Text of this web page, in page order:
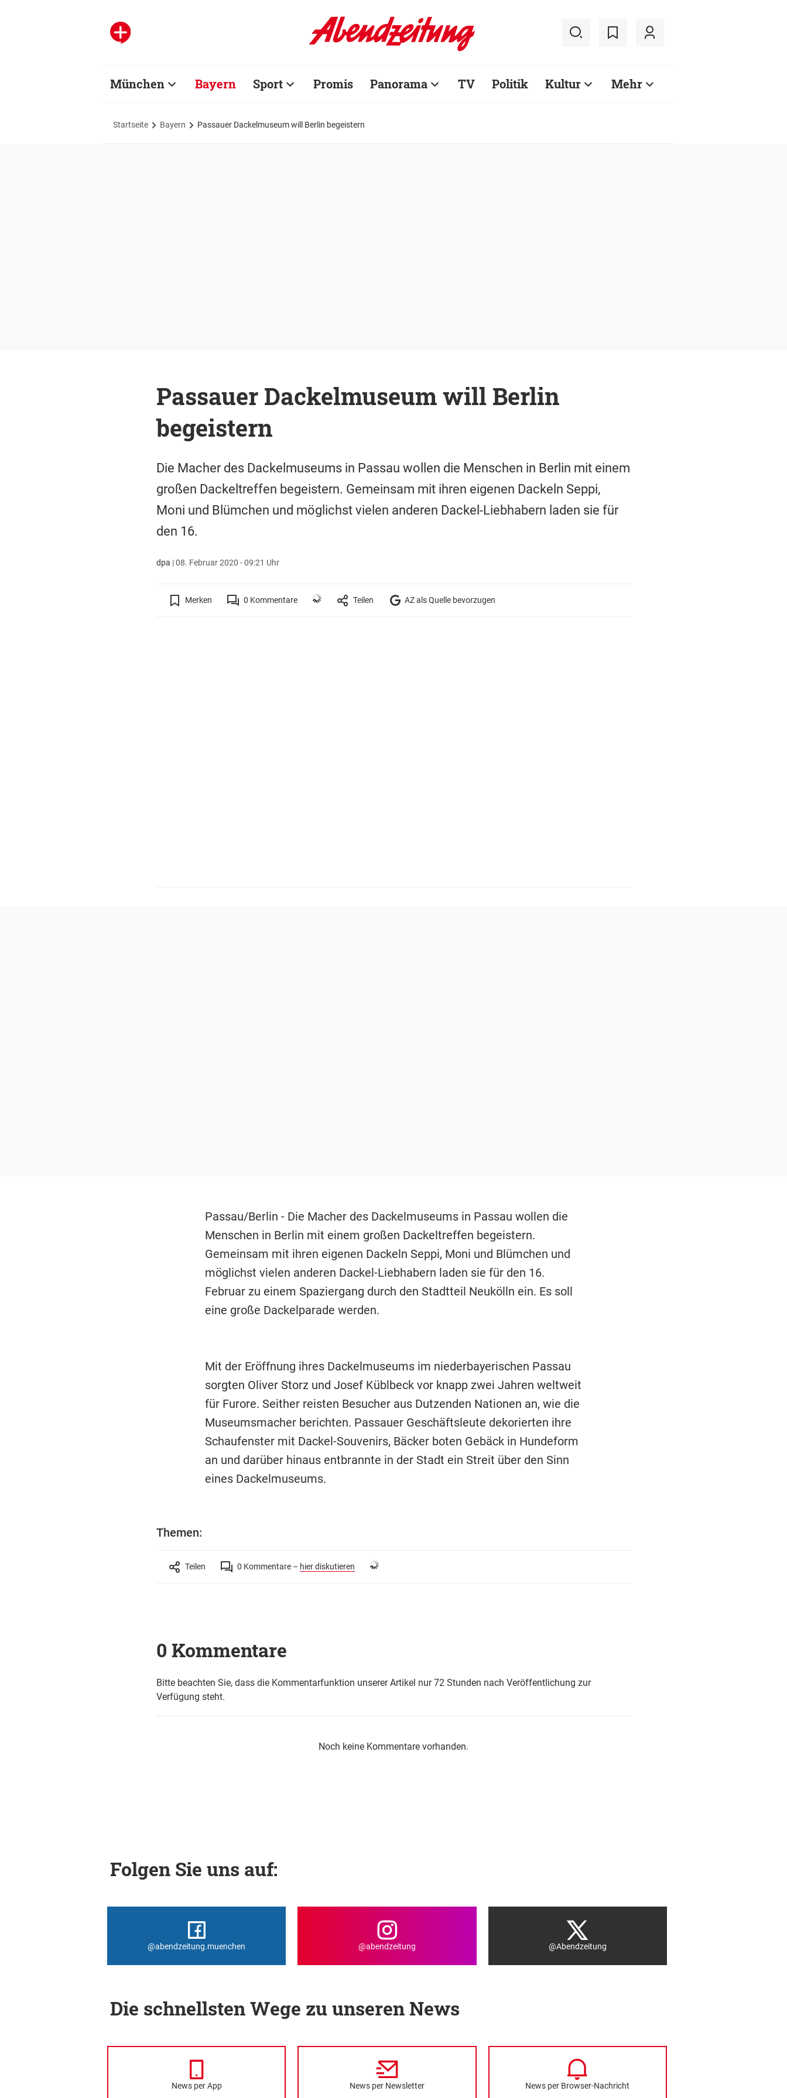
München Bayern Sport Promis Panorama TV Politik Kultur Mehr
Startseite Bayern Passauer Dackelmuseum will Berlin begeistern
Passauer Dackelmuseum will Berlin
begeistern
Die Macher des Dackelmuseums in Passau wollen die Menschen in Berlin mit einem
großen Dackeltreffen begeistern. Gemeinsam mit ihren eigenen Dackeln Seppi,
Moni und Blümchen und möglichst vielen anderen Dackel-Liebhabern laden sie für
den 16.
dpa |08. Februar 2020 - 09:21 Uhr
Merken 0 Kommentare Teilen AZ als Quelle bevorzugen
Passau/Berlin - Die Macher des Dackelmuseums in Passau wollen die
Menschen in Berlin mit einem großen Dackeltreffen begeistern.
Gemeinsam mit ihren eigenen Dackeln Seppi, Moni und Blümchen und
möglichst vielen anderen Dackel-Liebhabern laden sie für den 16.
Februar zu einem Spaziergang durch den Stadtteil Neukölln ein. Es soll
eine große Dackelparade werden.
Mit der Eröffnung ihres Dackelmuseums im niederbayerischen Passau
sorgten Oliver Storz und Josef Küblbeck vor knapp zwei Jahren weltweit
für Furore. Seither reisten Besucher aus Dutzenden Nationen an, wie die
Museumsmacher berichten. Passauer Geschäftsleute dekorierten ihre
Schaufenster mit Dackel-Souvenirs, Bäcker boten Gebäck in Hundeform
an und darüber hinaus entbrannte in der Stadt ein Streit über den Sinn
eines Dackelmuseums.
Themen:
Teilen 0 Kommentare – hier diskutieren
0 Kommentare
Bitte beachten Sie, dass die Kommentarfunktion unserer Artikel nur 72 Stunden nach Veröffentlichung zur
Verfügung steht.
Noch keine Kommentare vorhanden.
Folgen Sie uns auf:
@abendzeitung.muenchen @abendzeitung @Abendzeitung
Die schnellsten Wege zu unseren News
News per App News per Newsletter News per Browser-Nachricht